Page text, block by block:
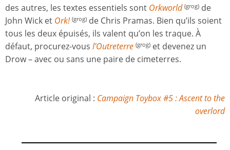
des autres, les textes essentiels sont Orkworld (grog) de
John Wick et Ork! (grog) de Chris Pramas. Bien qu’ils soient
tous les deux épuisés, ils valent qu’on les traque. À
défaut, procurez-vous l’Outreterre (grog) et devenez un
Drow – avec ou sans une paire de cimeterres.
Article original : Campaign Toybox #5 : Ascent to the
overlord